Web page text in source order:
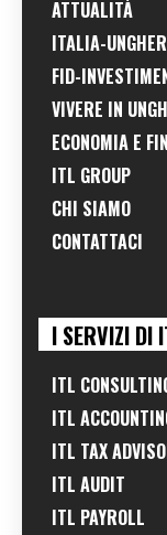
ATTUALITÀ
ITALIA-
FID-
VIVERE IN
ECONOMIA E
ITL GROUP
CHI SIAMO
CONTATTACI
I SERVIZI DI
ITL
ITL
ITL TAX
ITL AUDIT
ITL PAYROLL